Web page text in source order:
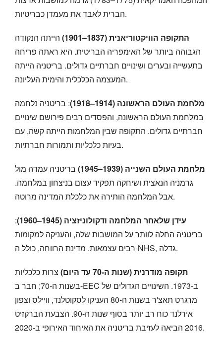
הברית לאבד את מעמדן כבריטיות.
התקופה הוויקטוריאנית (1837–1901)
הייתה הנקודה
הגבוהה ביותר של האימפריה הבריטית. היא ראתה פריחה
בתעשייה ובערים ושינויים חברתיים גדולים. בריטניה הייתה
המעצמה הכלכלית והימית העליונה.
מלחמת העולם הראשונה (1914–1918)
: בריטניה נלחמה
במלחמת העולם הראשונה, והפסדים רבים פירושם שינויים
חברתיים גדולים. התקופה שבין המלחמות הייתה קשה, עם
בעיות כלכליות ותמורות חברתיות.
מלחמת העולם השנייה (1939–1945)
בריטניה עמדה מול
גרמניה הנאצית ושיחקה תפקיד עצום בניצחון במלחמה.
אבל המלחמה הותירה את כלכלת המדינה מרוטה.
עידן שלאחר המלחמה ודקולוניזציה (1945–1960)
:
בריטניה החלה לוותר על המושבות שלה, והעניקה למקומות
רבים עצמאות. מדינת הרווחה, כולל ה-NHS, גדלה.
תקופה מודרנית (שנות ה-70 עד היום)
צרות כלכליות
בשנות ה-70; חבר ב-EEC ב-1973. השינויים הגדולים של
מרגרט תאצ'ר בשנות ה-80 העניקו לסקוטלנד, וויילס וצפון
אירלנד כוח רב יותר בסוף שנות ה-90. הצבעת הברקזיט
2016 הביאה לעזיבת בריטניה את האיחוד האירופי ב-2020.